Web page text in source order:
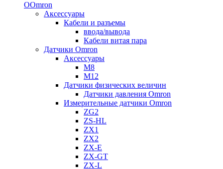
OOmron
Аксессуары
Кабели и разъемы
ввода/вывода
Кабели витая пара
Датчики Omron
Аксессуары
M8
M12
Датчики физических величин
Датчики давления Omron
Измерительные датчики Omron
ZG2
ZS-HL
ZX1
ZX2
ZX-E
ZX-GT
ZX-L